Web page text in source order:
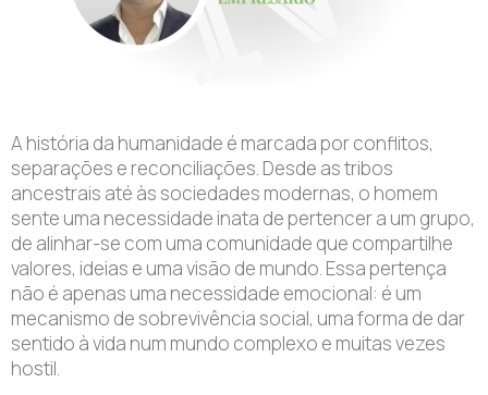
A história da humanidade é marcada por conflitos,
separações e reconciliações. Desde as tribos
ancestrais até às sociedades modernas, o homem
sente uma necessidade inata de pertencer a um grupo,
de alinhar-se com uma comunidade que compartilhe
valores, ideias e uma visão de mundo. Essa pertença
não é apenas uma necessidade emocional: é um
mecanismo de sobrevivência social, uma forma de dar
sentido à vida num mundo complexo e muitas vezes
hostil.